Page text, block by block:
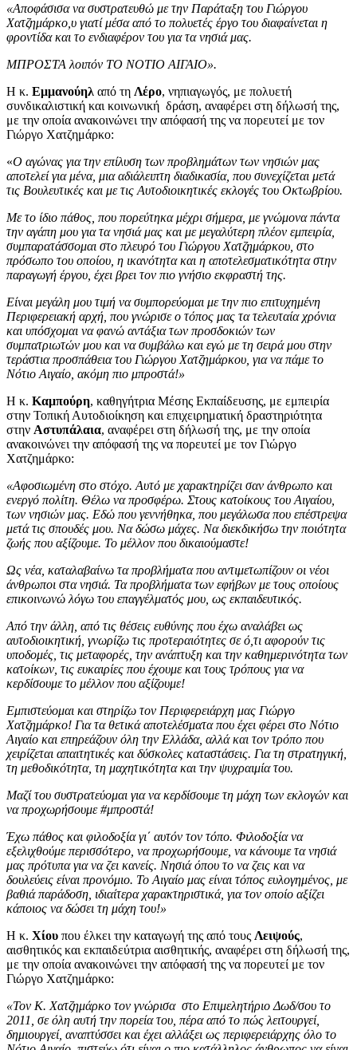
«Αποφάσισα να συστρατευθώ με την Παράταξη του Γιώργου
Χατζημάρκο,υ γιατί μέσα από το πολυετές έργο του διαφαίνεται η
φροντίδα και το ενδιαφέρον του για τα νησιά μας.
ΜΠΡΟΣΤΑ λοιπόν ΤΟ ΝΟΤΙΟ ΑΙΓΑΙΟ».
Η κ. Εμμανούηλ από τη Λέρο, νηπιαγωγός, με πολυετή
συνδικαλιστική και κοινωνική δράση, αναφέρει στη δήλωσή της,
με την οποία ανακοινώνει την απόφασή της να πορευτεί με τον
Γιώργο Χατζημάρκο:
«Ο αγώνας για την επίλυση των προβλημάτων των νησιών μας
αποτελεί για μένα, μια αδιάλειπτη διαδικασία, που συνεχίζεται μετά
τις Βουλευτικές και με τις Αυτοδιοικητικές εκλογές του Οκτωβρίου.
Με το ίδιο πάθος, που πορεύτηκα μέχρι σήμερα, με γνώμονα πάντα
την αγάπη μου για τα νησιά μας και με μεγαλύτερη πλέον εμπειρία,
συμπαρατάσσομαι στο πλευρό του Γιώργου Χατζημάρκου, στο
πρόσωπο του οποίου, η ικανότητα και η αποτελεσματικότητα στην
παραγωγή έργου, έχει βρει τον πιο γνήσιο εκφραστή της.
Είναι μεγάλη μου τιμή να συμπορεύομαι με την πιο επιτυχημένη
Περιφερειακή αρχή, που γνώρισε ο τόπος μας τα τελευταία χρόνια
και υπόσχομαι να φανώ αντάξια των προσδοκιών των
συμπατριωτών μου και να συμβάλω και εγώ με τη σειρά μου στην
τεράστια προσπάθεια του Γιώργου Χατζημάρκου, για να πάμε το
Νότιο Αιγαίο, ακόμη πιο μπροστά!»
Η κ. Καμπούρη, καθηγήτρια Μέσης Εκπαίδευσης, με εμπειρία
στην Τοπική Αυτοδιοίκηση και επιχειρηματική δραστηριότητα
στην Αστυπάλαια, αναφέρει στη δήλωσή της, με την οποία
ανακοινώνει την απόφασή της να πορευτεί με τον Γιώργο
Χατζημάρκο:
«Αφοσιωμένη στο στόχο. Αυτό με χαρακτηρίζει σαν άνθρωπο και
ενεργό πολίτη. Θέλω να προσφέρω. Στους κατοίκους του Αιγαίου,
των νησιών μας. Εδώ που γεννήθηκα, που μεγάλωσα που επέστρεψα
μετά τις σπουδές μου. Να δώσω μάχες. Να διεκδικήσω την ποιότητα
ζωής που αξίζουμε. Το μέλλον που δικαιούμαστε!
Ως νέα, καταλαβαίνω τα προβλήματα που αντιμετωπίζουν οι νέοι
άνθρωποι στα νησιά. Τα προβλήματα των εφήβων με τους οποίους
επικοινωνώ λόγω του επαγγέλματός μου, ως εκπαιδευτικός.
Από την άλλη, από τις θέσεις ευθύνης που έχω αναλάβει ως
αυτοδιοικητική, γνωρίζω τις προτεραιότητες σε ό,τι αφορούν τις
υποδομές, τις μεταφορές, την ανάπτυξη και την καθημερινότητα των
κατοίκων, τις ευκαιρίες που έχουμε και τους τρόπους για να
κερδίσουμε το μέλλον που αξίζουμε!
Εμπιστεύομαι και στηρίζω τον Περιφερειάρχη μας Γιώργο
Χατζημάρκο! Για τα θετικά αποτελέσματα που έχει φέρει στο Νότιο
Αιγαίο και επηρεάζουν όλη την Ελλάδα, αλλά και τον τρόπο που
χειρίζεται απαιτητικές και δύσκολες καταστάσεις. Για τη στρατηγική,
τη μεθοδικότητα, τη μαχητικότητα και την ψυχραιμία του.
Μαζί του συστρατεύομαι για να κερδίσουμε τη μάχη των εκλογών και
να προχωρήσουμε #μπροστά!
Έχω πάθος και φιλοδοξία γι΄ αυτόν τον τόπο. Φιλοδοξία να
εξελιχθούμε περισσότερο, να προχωρήσουμε, να κάνουμε τα νησιά
μας πρότυπα για να ζει κανείς. Νησιά όπου το να ζεις και να
δουλεύεις είναι προνόμιο. Το Αιγαίο μας είναι τόπος ευλογημένος, με
βαθιά παράδοση, ιδιαίτερα χαρακτηριστικά, για τον οποίο αξίζει
κάποιος να δώσει τη μάχη του!»
Η κ. Χίου που έλκει την καταγωγή της από τους Λειψούς,
αισθητικός και εκπαιδεύτρια αισθητικής, αναφέρει στη δήλωσή της,
με την οποία ανακοινώνει την απόφασή της να πορευτεί με τον
Γιώργο Χατζημάρκο:
«Τον Κ. Χατζημάρκο τον γνώρισα στο Επιμελητήριο Δωδ/σου το
2011, σε όλη αυτή την πορεία του, πέρα από το πώς λειτουργεί,
δημιουργεί, αναπτύσσει και έχει αλλάξει ως περιφερειάρχης όλο το